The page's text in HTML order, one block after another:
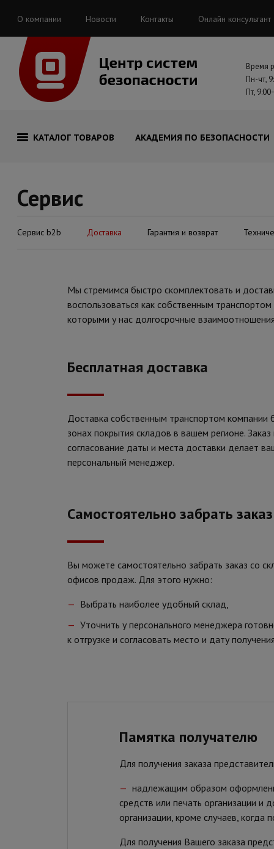
О компании Новости Контакты Онлайн консультант
Время
Пн-чт,
Пт,
КАТАЛОГ ТОВАРОВ АКАДЕМИЯ ПО БЕЗОПАСНОСТИ
Сервис
Сервис b2b Доставка Гарантия и возврат
Мы стремимся быстро скомплектовать и
воспользоваться как собственным
которыми у нас долгосрочные
Бесплатная доставка
Доставка собственным транспортом компании
зонах покрытия складов в вашем регионе. Заказ
согласование даты и места доставки делает
персональный менеджер.
Самостоятельно забрать заказ
Вы можете самостоятельно забрать заказ со
офисов продаж. Для этого нужно:
Выбрать наиболее удобный склад,
Уточнить у персонального менеджера
к отгрузке и согласовать место и дату
Памятка получателю
Для получения заказа
надлежащим образом
средств или печать организации и
организации, кроме случаев, когда
Для получения Вашего заказа